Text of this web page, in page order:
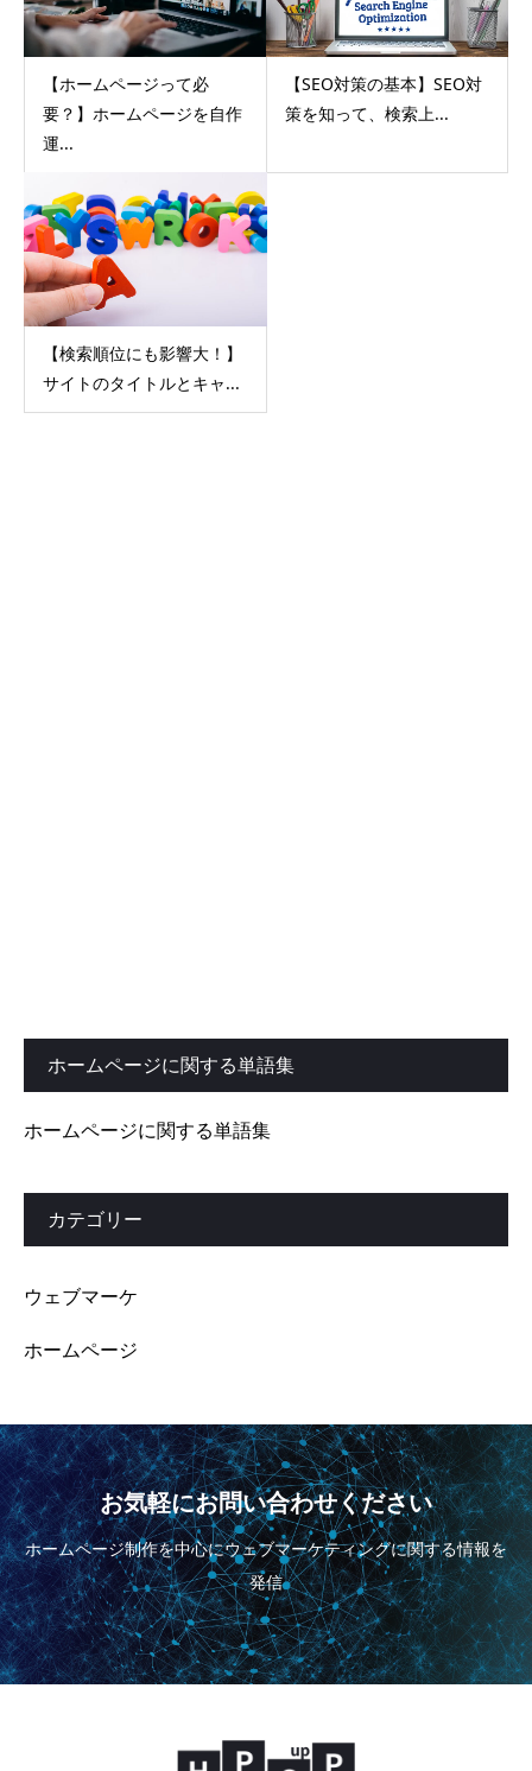
【ホームページって必
要？】ホームページを自作
運...
【SEO対策の基本】SEO対
策を知って、検索上...
【検索順位にも影響大！】
サイトのタイトルとキャ...
ホームページに関する単語集
ホームページに関する単語集
カテゴリー
ウェブマーケ
ホームページ
お気軽にお問い合わせください
ホームページ制作を中心にウェブマーケティングに関する情報を
発信